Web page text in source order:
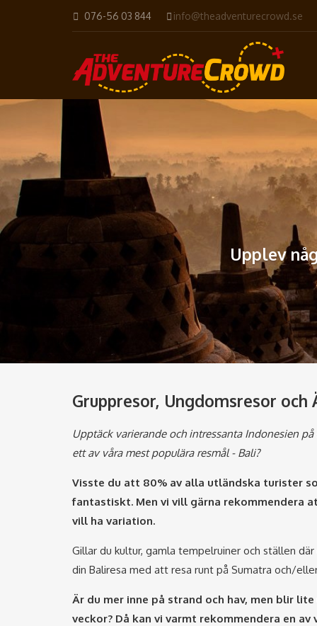
076-56 03 844 info@theadventurecrowd.se
Upplev
Gruppresor, Ungdomsresor
Upptäck varierande och intressanta Indonesien
ett av våra mest populära resmål - Bali?
Visste du att 80% av alla utländska turister
fantastiskt. Men vi vill gärna rekommendera
vill ha variation.
Gillar du kultur, gamla tempelruiner och ställen
din Baliresa med att resa runt på Sumatra och/
Är du mer inne på strand och hav, men blir
veckor? Då kan vi varmt rekommendera en